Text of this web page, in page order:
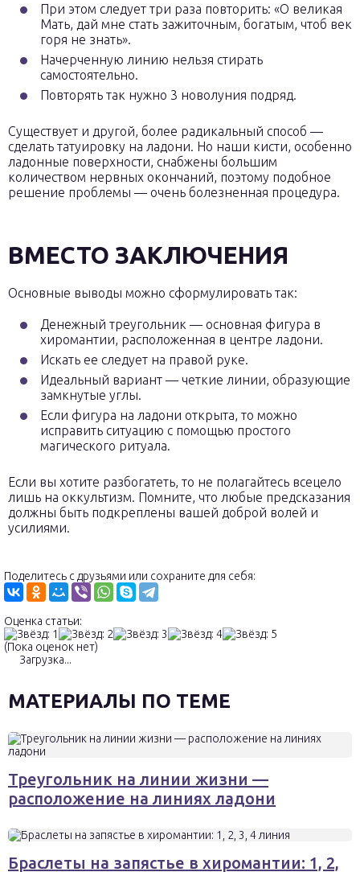
При этом следует три раза повторить: «О великая
Мать, дай мне стать зажиточным, богатым, чтоб век
горя не знать».
Начерченную линию нельзя стирать
самостоятельно.
Повторять так нужно 3 новолуния подряд.
Существует и другой, более радикальный способ —
сделать татуировку на ладони. Но наши кисти, особенно
ладонные поверхности, снабжены большим
количеством нервных окончаний, поэтому подобное
решение проблемы — очень болезненная процедура.
ВМЕСТО ЗАКЛЮЧЕНИЯ
Основные выводы можно сформулировать так:
Денежный треугольник — основная фигура в
хиромантии, расположенная в центре ладони.
Искать ее следует на правой руке.
Идеальный вариант — четкие линии, образующие
замкнутые углы.
Если фигура на ладони открыта, то можно
исправить ситуацию с помощью простого
магического ритуала.
Если вы хотите разбогатеть, то не полагайтесь всецело
лишь на оккультизм. Помните, что любые предсказания
должны быть подкреплены вашей доброй волей и
усилиями.
Поделитесь с друзьями или сохраните для себя:
Оценка статьи:
(Пока оценок нет)
Загрузка...
МАТЕРИАЛЫ ПО ТЕМЕ
Треугольник на линии жизни —
расположение на линиях ладони
Браслеты на запястье в хиромантии: 1, 2,